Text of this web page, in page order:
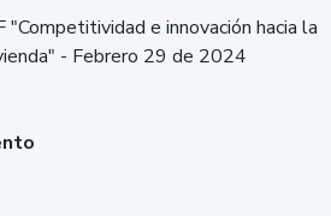
"Competitividad e innovación hacia la
- Febrero 29 de 2024